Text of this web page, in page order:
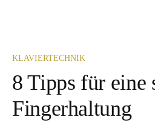
KLAVIERTECHNIK
8 Tipps für eine
Fingerhaltung